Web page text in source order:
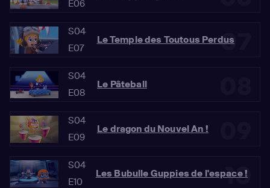
E06
07
S04
E07
Le Temple des Toutous Perdus
S04
E08
Le Pâteball
S04
E09
Le dragon du Nouvel An !
10
S04
E10
Les Bubulle Guppies de l'espace !